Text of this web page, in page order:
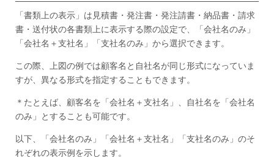
「書類上の表示」は見積書・発注書・発注請書・納品書・請求
書・送付状の各書類上に表示する際の設定で、「会社名のみ」
「会社名＋支社名」「支社名のみ」から選択できます。
この際、上図の例では顧客名と自社名が同じ形式になっていま
すが、異なる形式を指定することもできます。
＊たとえば、顧客名を「会社名＋支社名」、自社名を「会社名
のみ」とすることも可能です。
以下、「会社名のみ」「会社名＋支社名」「支社名のみ」のそ
れぞれの表示例を示します。